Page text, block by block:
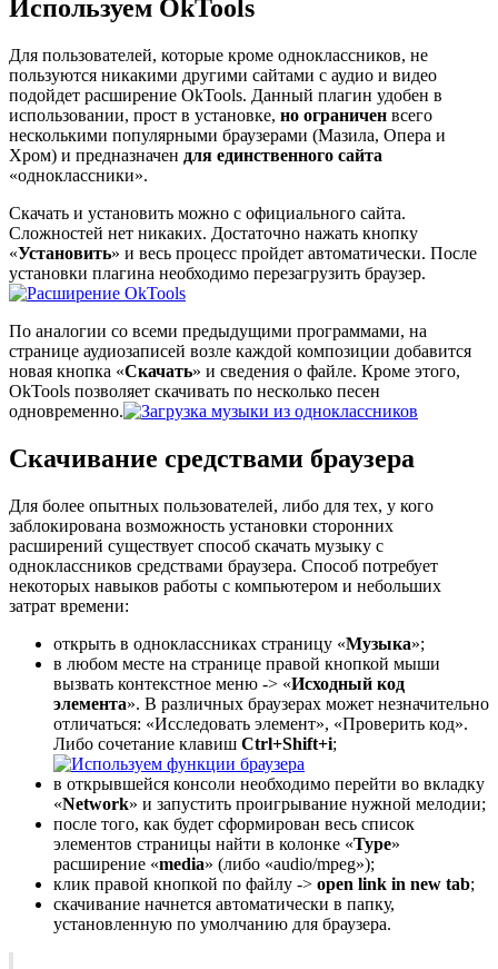
Используем OkTools
Для пользователей, которые кроме одноклассников, не
пользуются никакими другими сайтами с аудио и видео
подойдет расширение OkTools. Данный плагин удобен в
использовании, прост в установке, но ограничен всего
несколькими популярными браузерами (Мазила, Опера и
Хром) и предназначен для единственного сайта
«одноклассники».
Скачать и установить можно с официального сайта.
Сложностей нет никаких. Достаточно нажать кнопку
«Установить» и весь процесс пройдет автоматически. После
установки плагина необходимо перезагрузить браузер.
По аналогии со всеми предыдущими программами, на
странице аудиозаписей возле каждой композиции добавится
новая кнопка «Скачать» и сведения о файле. Кроме этого,
OkTools позволяет скачивать по несколько песен
одновременно.
Скачивание средствами браузера
Для более опытных пользователей, либо для тех, у кого
заблокирована возможность установки сторонних
расширений существует способ скачать музыку с
одноклассников средствами браузера. Способ потребует
некоторых навыков работы с компьютером и небольших
затрат времени:
открыть в одноклассниках страницу «Музыка»;
в любом месте на странице правой кнопкой мыши
вызвать контекстное меню -> «Исходный код
элемента». В различных браузерах может незначительно
отличаться: «Исследовать элемент», «Проверить код».
Либо сочетание клавиш Ctrl+Shift+i;
в открывшейся консоли необходимо перейти во вкладку
«Network» и запустить проигрывание нужной мелодии;
после того, как будет сформирован весь список
элементов страницы найти в колонке «Type»
расширение «media» (либо «audio/mpeg»);
клик правой кнопкой по файлу -> open link in new tab;
скачивание начнется автоматически в папку,
установленную по умолчанию для браузера.